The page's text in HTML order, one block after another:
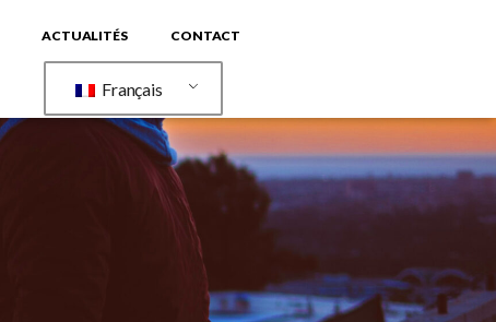
ACTUALITÉS CONTACT
Français